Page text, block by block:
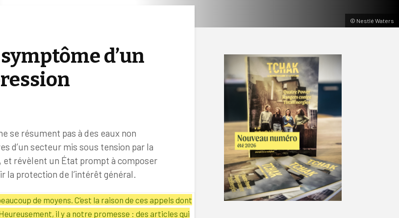
© Nestlé Waters
d’un
se résument pas à des eaux non
d’un secteur mis sous tension par la
et révèlent un État prompt à composer
la protection de l’intérêt général.
de moyens. C’est la raison de ces appels dont
il y a notre promesse : des articles qui